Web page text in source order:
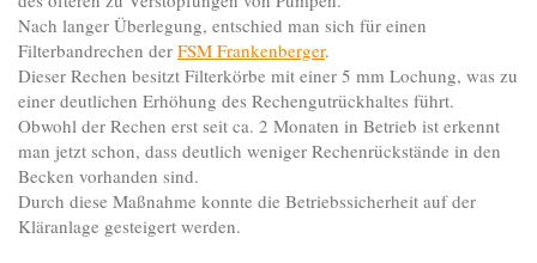
Nach langer Überlegung, entschied man sich für einen
Filterbandrechen der FSM Frankenberger.
Dieser Rechen besitzt Filterkörbe mit einer 5 mm Lochung, was zu
einer deutlichen Erhöhung des Rechengutrückhaltes führt.
Obwohl der Rechen erst seit ca. 2 Monaten in Betrieb ist erkennt
man jetzt schon, dass deutlich weniger Rechenrückstände in den
Becken vorhanden sind.
Durch diese Maßnahme konnte die Betriebssicherheit auf der
Kläranlage gesteigert werden.